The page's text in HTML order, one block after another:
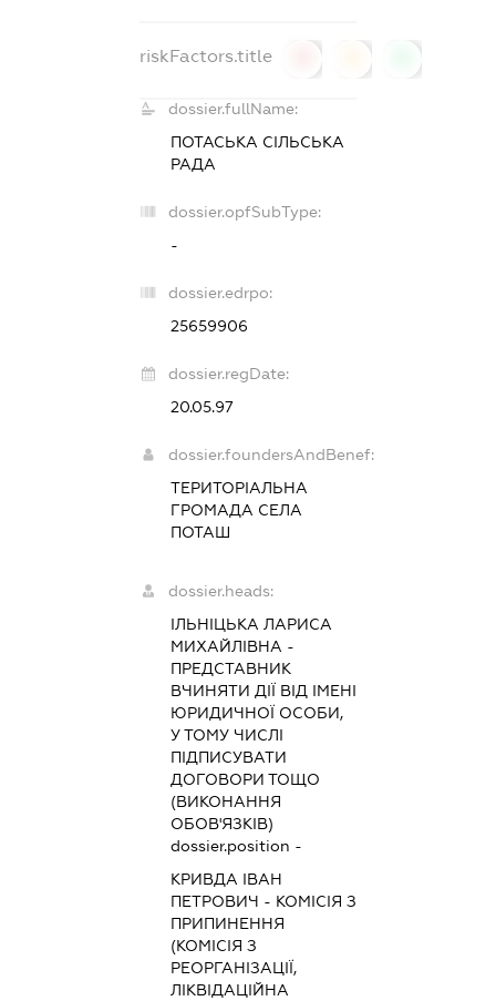
riskFactors.title
dossier.fullName:
ПОТАСЬКА СІЛЬСЬКА
РАДА
dossier.opfSubType:
-
dossier.edrpo:
25659906
dossier.regDate:
20.05.97
dossier.foundersAndBenef:
ТЕРИТОРІАЛЬНА
ГРОМАДА СЕЛА
ПОТАШ
dossier.heads:
ІЛЬНІЦЬКА ЛАРИСА
МИХАЙЛІВНА -
ПРЕДСТАВНИК
ВЧИНЯТИ ДІЇ ВІД ІМЕНІ
ЮРИДИЧНОЇ ОСОБИ,
У ТОМУ ЧИСЛІ
ПІДПИСУВАТИ
ДОГОВОРИ ТОЩО
(ВИКОНАННЯ
ОБОВ'ЯЗКІВ)
dossier.position -
КРИВДА ІВАН
ПЕТРОВИЧ - КОМІСІЯ З
ПРИПИНЕННЯ
(КОМІСІЯ З
РЕОРГАНІЗАЦІЇ,
ЛІКВІДАЦІЙНА